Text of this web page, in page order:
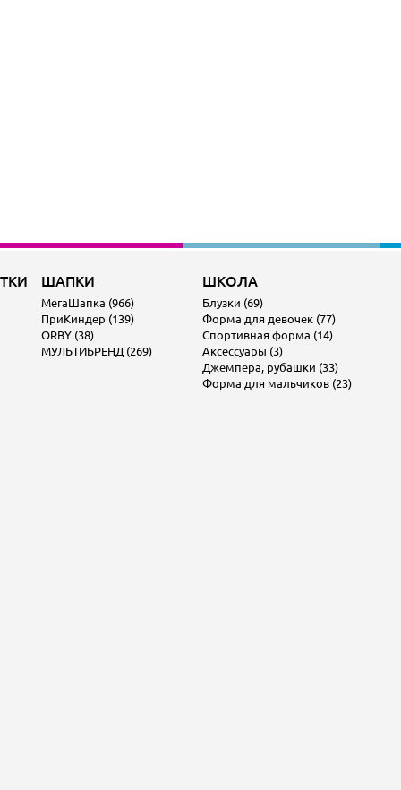
ШАПКИ
МегаШапка (966)
ПриКиндер (139)
ORBY (38)
МУЛЬТИБРЕНД (269)
ШКОЛА
Блузки (69)
Форма для девочек (77)
Спортивная форма (14)
Аксессуары (3)
Джемпера, рубашки (33)
Форма для мальчиков (23)